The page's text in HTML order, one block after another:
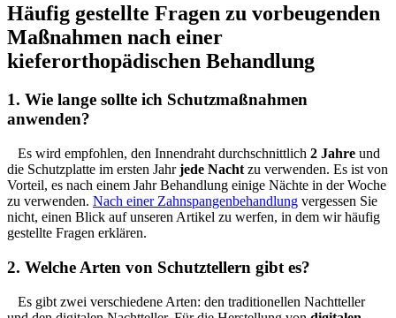
Häufig gestellte Fragen zu vorbeugenden
Maßnahmen nach einer
kieferorthopädischen Behandlung
1. Wie lange sollte ich Schutzmaßnahmen
anwenden?
Es wird empfohlen, den Innendraht durchschnittlich 2 Jahre und
die Schutzplatte im ersten Jahrjede Nacht zu verwenden. Es ist von
Vorteil, es nach einem Jahr Behandlung einige Nächte in der Woche
zu verwenden. Nach einer Zahnspangenbehandlung vergessen Sie
nicht, einen Blick auf unseren Artikel zu werfen, in dem wir häufig
gestellte Fragen erklären.
2. Welche Arten von Schutztellern gibt es?
Es gibt zwei verschiedene Arten: den traditionellen Nachtteller